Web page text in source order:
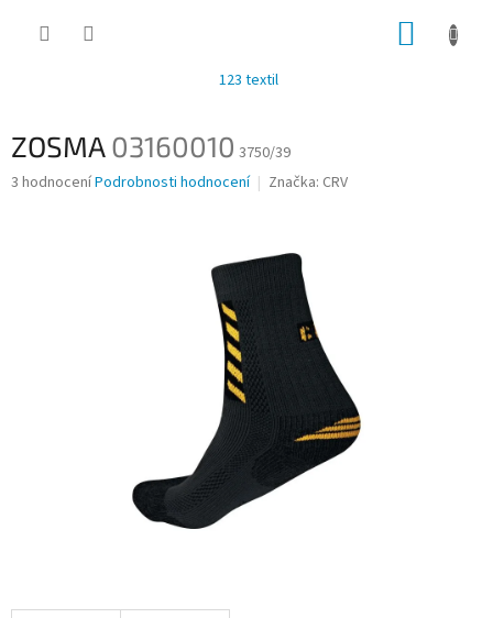
123 textil
ZOSMA03160010 3750/39
Průměrné
3 hodnoceníPodrobnosti hodnocení Značka: CRV